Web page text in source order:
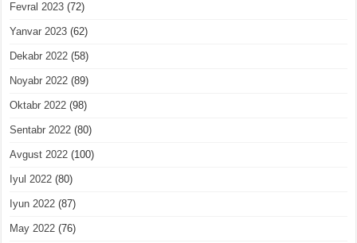
Fevral 2023 (72)
Yanvar 2023 (62)
Dekabr 2022 (58)
Noyabr 2022 (89)
Oktabr 2022 (98)
Sentabr 2022 (80)
Avgust 2022 (100)
Iyul 2022 (80)
Iyun 2022 (87)
May 2022 (76)